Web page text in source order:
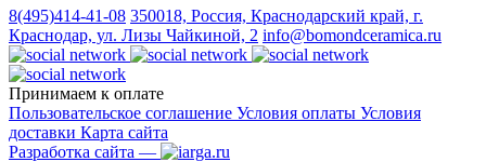
8(495)414-41-08 350018, Россия, Краснодарский край, г.
Краснодар, ул. Лизы Чайкиной, 2 info@bomondceramica.ru
Принимаем к оплате
Пользовательское соглашение Условия оплаты Условия
доставки Карта сайта
Разработка сайта —